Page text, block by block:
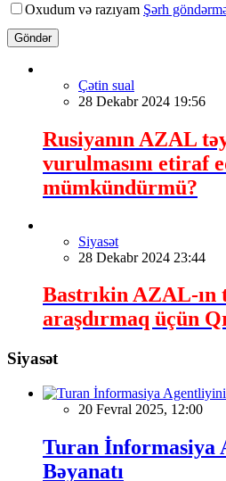
Oxudum və razıyam Şərh
Göndər
Çətin sual
28 Dekabr 2024 19:56
Rusiyanın AZAL
vurulmasını etiraf
mümkündürmü?
Siyasət
28 Dekabr 2024 23:44
Bastrıkin AZAL-ın
araşdırmaq üçün
Siyasət
20 Fevral 2025, 12:00
Turan İnformasiya
Bəyanatı